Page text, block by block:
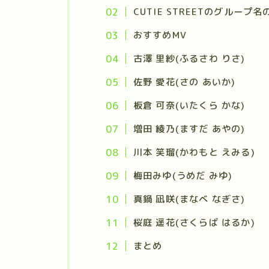
CUTIE STREETのグループ名
おすすめMV
古澤 里紗(ふるさわ りさ)
佐野 愛花(さの あいか)
板倉 可奈(いたくら かな)
増田 綾乃(ますだ あやの)
川本 笑瑠(かわもと えみる)
梅田みゆ(うめだ みゆ)
真鍋 凪咲(まなべ なぎさ)
桜庭 遥花(さくらば はるか)
まとめ